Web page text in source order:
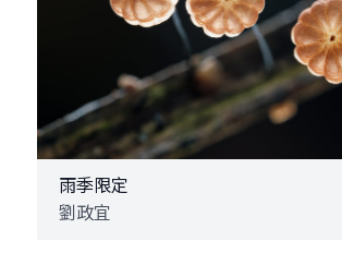
雨季限定
劉政宜